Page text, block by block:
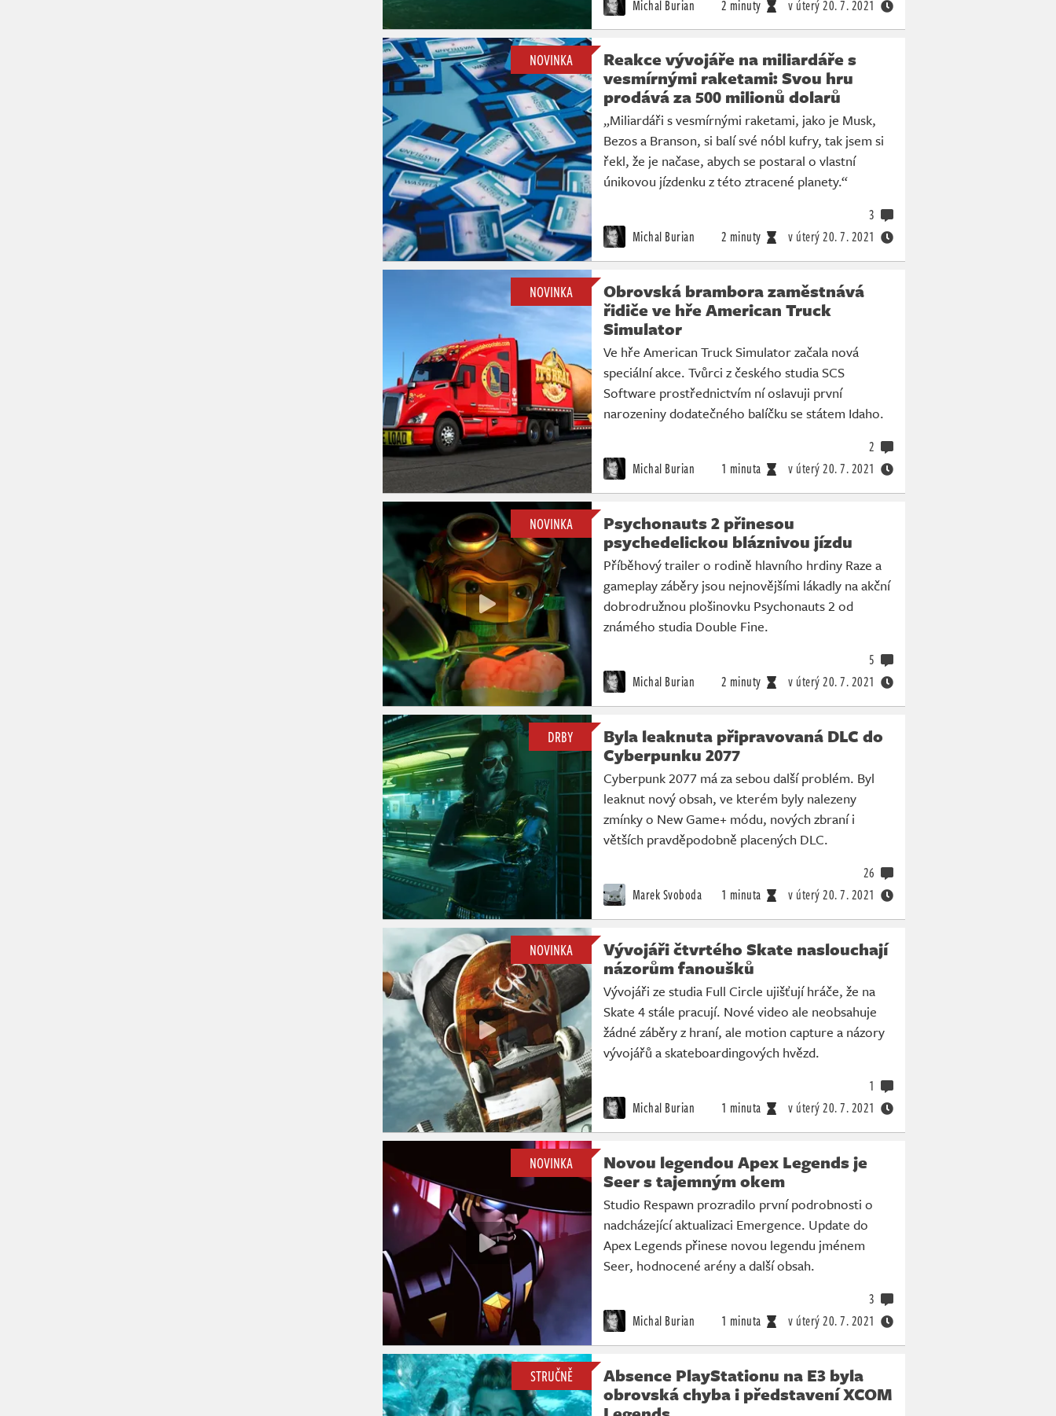
Michal Burian 2 minuty v úterý20. 7. 2021
NOVINKA
Reakce vývojáře na miliardáře s
vesmírnými raketami: Svou hru
prodává za 500 milionů dolarů
„Miliardáři s vesmírnými raketami, jako je Musk,
Bezos a Branson, si balí své nóbl kufry, tak jsem si
řekl, že je načase, abych se postaral o vlastní
únikovou jízdenku z této ztracené planety.“
Michal Burian 2 minuty v úterý20. 7. 2021
3
NOVINKA
Obrovská brambora zaměstnává
řidiče ve hře American Truck
Simulator
Ve hře American Truck Simulator začala nová
speciální akce. Tvůrci z českého studia SCS
Software prostřednictvím ní oslavuji první
narozeniny dodatečného balíčku se státem Idaho.
Michal Burian 1 minuta v úterý20. 7. 2021
2
NOVINKA
Psychonauts 2 přinesou
psychedelickou bláznivou jízdu
Příběhový trailer o rodině hlavního hrdiny Raze a
gameplay záběry jsou nejnovějšími lákadly na akční
dobrodružnou plošinovku Psychonauts 2 od
známého studia Double Fine.
Michal Burian 2 minuty v úterý20. 7. 2021
5
DRBY
Byla leaknuta připravovaná DLC do
Cyberpunku 2077
Cyberpunk 2077 má za sebou další problém. Byl
leaknut nový obsah, ve kterém byly nalezeny
zmínky o New Game+ módu, nových zbraní i
větších pravděpodobně placených DLC.
Marek Svoboda 1 minuta v úterý20. 7. 2021
26
NOVINKA
Vývojáři čtvrtého Skate naslouchají
názorům fanoušků
Vývojáři ze studia Full Circle ujišťují hráče, že na
Skate 4 stále pracují. Nové video ale neobsahuje
žádné záběry z hraní, ale motion capture a názory
vývojářů a skateboardingových hvězd.
Michal Burian 1 minuta v úterý20. 7. 2021
1
NOVINKA
Novou legendou Apex Legends je
Seer s tajemným okem
Studio Respawn prozradilo první podrobnosti o
nadcházející aktualizaci Emergence. Update do
Apex Legends přinese novou legendu jménem
Seer, hodnocené arény a další obsah.
Michal Burian 1 minuta v úterý20. 7. 2021
3
STRUČNĚ
Absence PlayStationu na E3 byla
obrovská chyba i představení XCOM